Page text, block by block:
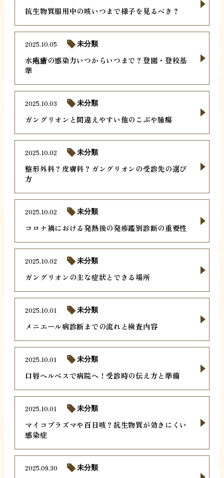
抗生物質服用中の咳いつまで様子を見るべき？
水疱瘡の感染力いつからいつまで？登園・登校基
準
2025.10.05 未分類
ガングリオンと間違えやすい他のこぶや腫瘍
2025.10.03 未分類
整形外科？皮膚科？ガングリオンの受診先の選び
方
2025.10.02 未分類
コロナ禍における発熱後の発疹鑑別診断の重要性
2025.10.02 未分類
ガングリオンの主な症状とできる場所
2025.10.02 未分類
メニエール病診断までの流れと検査内容
2025.10.01 未分類
口唇ヘルペスで病院へ！受診時の伝え方と準備
2025.10.01 未分類
マイコプラズマや百日咳？抗生物質が効きにくい
感染症
2025.10.01 未分類
2025.09.30 未分類